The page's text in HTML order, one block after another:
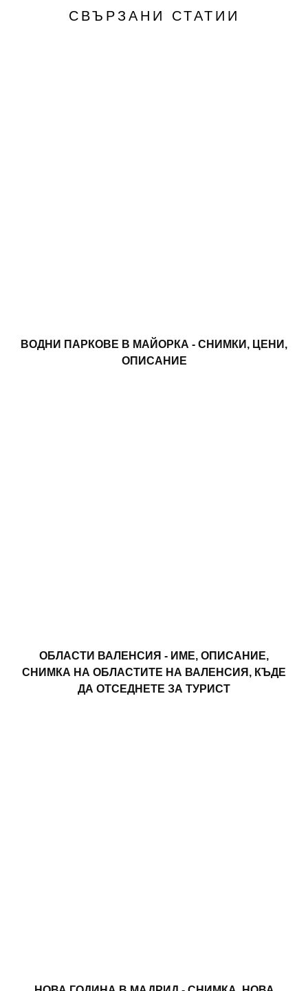
СВЪРЗАНИ СТАТИИ
ВОДНИ ПАРКОВЕ В МАЙОРКА - СНИМКИ, ЦЕНИ,
ОПИСАНИЕ
ОБЛАСТИ ВАЛЕНСИЯ - ИМЕ, ОПИСАНИЕ,
СНИМКА НА ОБЛАСТИТЕ НА ВАЛЕНСИЯ, КЪДЕ
ДА ОТСЕДНЕТЕ ЗА ТУРИСТ